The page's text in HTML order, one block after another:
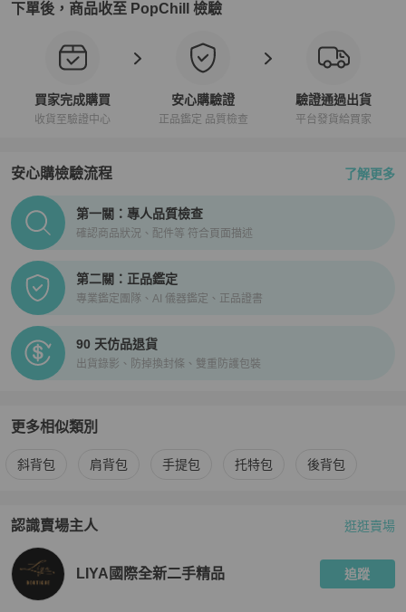
下單後，商品收至 PopChill 檢驗
買家完成購買
收貨至驗證中心
安心購驗證
正品鑑定 品質檢查
驗證通過出貨
平台發貨給買家
安心購檢驗流程 了解更多
PopChill拍拍圈正品驗證、安心購檢驗流程介紹
第一關：專人品質檢查
確認商品狀況、配件等 符合頁面描述
第二關：正品鑑定
專業鑑定團隊、AI 儀器鑑定、正品證書
90 天仿品退貨
出貨錄影、防掉換封條、雙重防護包裝
更多相似類別
更多Fendi 女包相似商品推薦
斜背包 肩背包 手提包 托特包 後背包
認識賣場主人
PopChill 拍拍圈嚴選賣家 介紹
逛逛賣場
LIYA國際全新二手精品 追蹤